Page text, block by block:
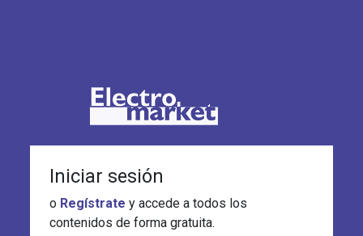
Iniciar sesión
o Regístrate y accede a todos los
contenidos de forma gratuita.